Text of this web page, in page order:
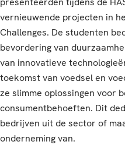
vernieuwende projecten in
Challenges. De studenten
bevordering van
van innovatieve
toekomst van voedsel en
ze slimme oplossingen voor
consumentbehoeften. Dit
bedrijven uit de sector of
onderneming van.